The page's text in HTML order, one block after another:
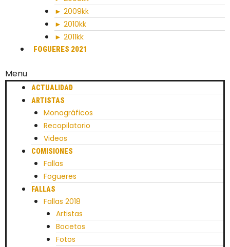
► 2009kk
► 2010kk
► 2011kk
FOGUERES 2021
Menu
ACTUALIDAD
ARTISTAS
Monográficos
Recopilatorio
Videos
COMISIONES
Fallas
Fogueres
FALLAS
Fallas 2018
Artistas
Bocetos
Fotos